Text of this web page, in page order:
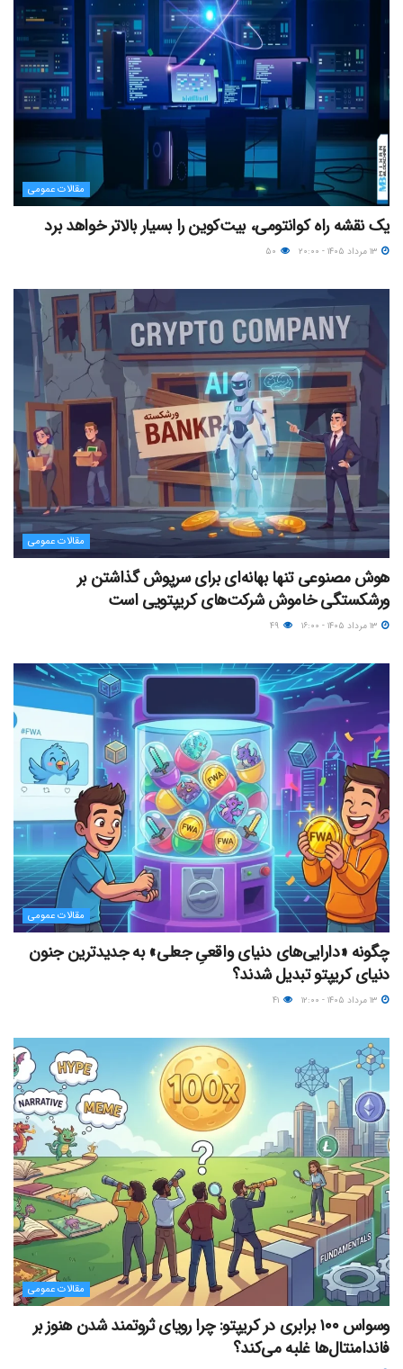
مقالات عمومی
یک نقشه راه کوانتومی، بیت‌کوین را بسیار بالاتر خواهد برد
مقالات عمومی
هوش مصنوعی تنها بهانه‌ای برای سرپوش گذاشتن بر
ورشکستگی خاموش شرکت‌های کریپتویی است
مقالات عمومی
چگونه «دارایی‌های دنیای واقعیِ جعلی» به جدیدترین جنون
دنیای کریپتو تبدیل شدند؟
مقالات عمومی
وسواس ۱۰۰ برابری در کریپتو: چرا رویای ثروتمند شدن هنوز بر
فاندامنتال‌ها غلبه می‌کند؟